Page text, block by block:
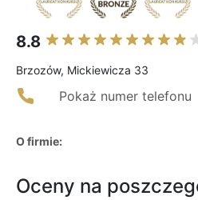
8.8
Brzozów, Mickiewicza 33
Pokaż numer telefonu
O firmie:
Oceny na